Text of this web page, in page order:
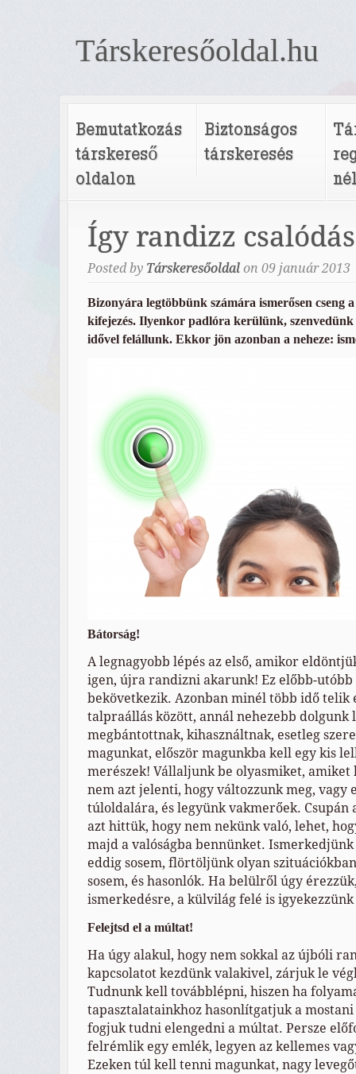
Társkeresőoldal.hu
Bemutatkozás
társkereső
oldalon
Biztonságos
társkeresés
Így randizz
Posted by Társkeresőoldal on 09 január2013
Bizonyára legtöbbünk számára ismerősen cseng
kifejezés. Ilyenkor padlóra kerülünk,
idővel felállunk. Ekkor jön azonban a neheze:
Bátorság!
A legnagyobb lépés az első, amikor
igen, újra randizni akarunk! Ez előbb-
bekövetkezik. Azonban minél több idő telik
talpraállás között, annál nehezebb dolgunk
megbántottnak, kihasználtnak, esetleg
magunkat, először magunkba kell egy kis
merészek! Vállaljunk be olyasmiket, amiket
nem azt jelenti, hogy változzunk meg, vagy
túloldalára, és legyünk vakmerőek. Csupán
azt hittük, hogy nem nekünk való, lehet,
majd a valóságba bennünket.
eddig sosem, flörtöljünk olyan
sosem, és hasonlók. Ha belülről úgy
ismerkedésre, a külvilág felé is
Felejtsd el a múltat!
Ha úgy alakul, hogy nem sokkal az újbóli
kapcsolatot kezdünk valakivel, zárjuk le
Tudnunk kell továbblépni, hiszen ha
tapasztalatainkhoz hasonlítgatjuk a
fogjuk tudni elengedni a múltat. Persze
felrémlik egy emlék, legyen az kellemes
Ezeken túl kell tenni magunkat, nagy